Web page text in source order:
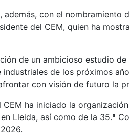
con el nombramiento
del CEM, quien ha
de un ambicioso estudio
de los próximos
con visión de futuro la
ha iniciado la
Lleida, así como de la 35.ª